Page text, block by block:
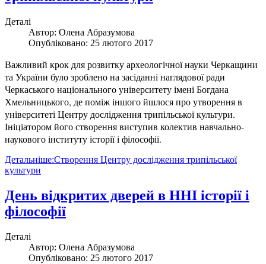
Деталі
Автор: Олена Абразумова
Опубліковано: 25 лютого 2017
Важливий крок для розвитку археологічної науки Черкащини
та України було зроблено на засіданні наглядової ради
Черкаського національного університету імені Богдана
Хмельницького, де поміж іншого йшлося про утворення в
університеті Центру дослідження трипільської культури.
Ініціатором його створення виступив колектив навчально-
наукового інституту історії і філософії.
Детальніше:Створення Центру дослідження трипільської
культури
День відкритих дверей в ННІ історії і
філософії
Деталі
Автор: Олена Абразумова
Опубліковано: 25 лютого 2017